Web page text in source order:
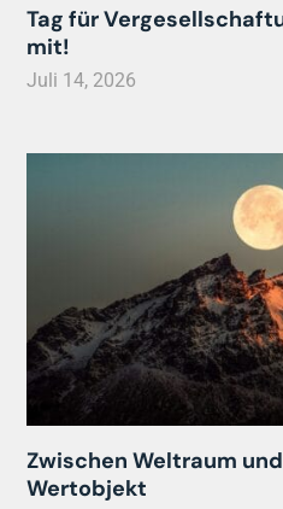
Tag für
mit!
Juli 14, 2026
Zwischen Weltraum
Wertobjekt